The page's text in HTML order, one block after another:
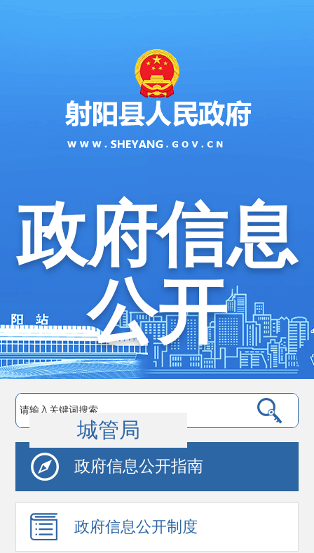
政府信息
公开
城管局
政府信息公开指南
政府信息公开制度